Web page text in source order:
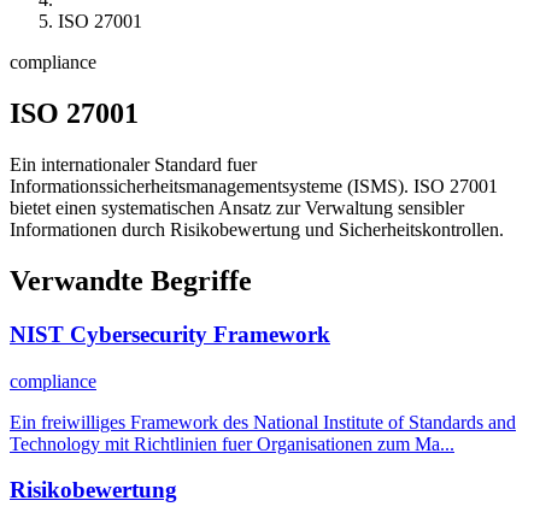
ISO 27001
compliance
ISO 27001
Ein internationaler Standard fuer
Informationssicherheitsmanagementsysteme (ISMS). ISO 27001
bietet einen systematischen Ansatz zur Verwaltung sensibler
Informationen durch Risikobewertung und Sicherheitskontrollen.
Verwandte Begriffe
NIST Cybersecurity Framework
compliance
Ein freiwilliges Framework des National Institute of Standards and
Technology mit Richtlinien fuer Organisationen zum Ma...
Risikobewertung